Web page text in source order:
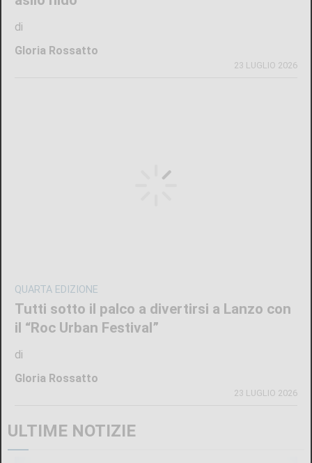
di
Gloria Rossatto
23 LUGLIO 2026
QUARTA EDIZIONE
Tutti sotto il palco a divertirsi a Lanzo con
il “Roc Urban Festival”
di
Gloria Rossatto
23 LUGLIO 2026
ULTIME NOTIZIE